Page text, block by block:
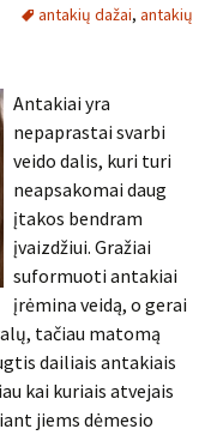
antakių dažai, antakių
Antakiai yra
nepaprastai svarbi
veido dalis, kuri turi
neapsakomai daug
įtakos bendram
įvaizdžiui. Gražiai
suformuoti antakiai
įrėmina veidą, o gerai
tačiau matomą
dailiais antakiais
kai kuriais atvejais
jiems dėmesio